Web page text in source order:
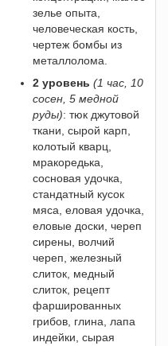
зелье опыта,
человеческая кость,
чертеж бомбы из
металлолома.
2 уровень (1 час, 10
сосен, 5 медной
руды): тюк джутовой
ткани, сырой карп,
колотый кварц,
мракоредька,
сосновая удочка,
стандатный кусок
мяса, еловая удочка,
еловые доски, череп
сирены, волчий
череп, железный
слиток, медный
слиток, рецепт
фаршированных
грибов, глина, лапа
индейки, сырая